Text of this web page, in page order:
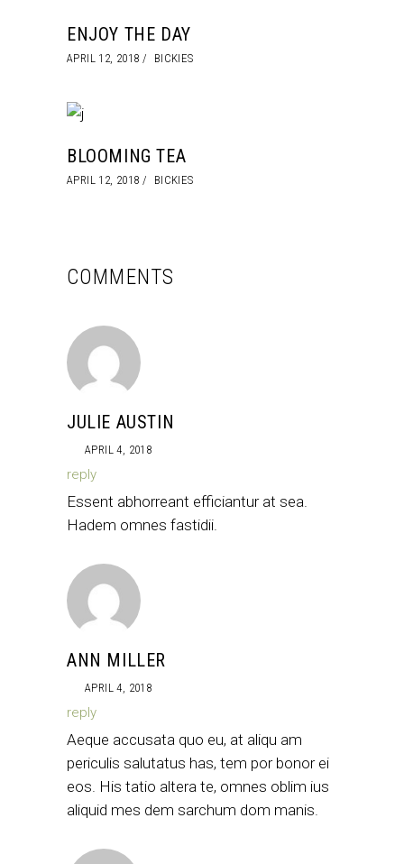
ENJOY THE DAY
APRIL 12, 2018 BICKIES
BLOOMING TEA
APRIL 12, 2018 BICKIES
COMMENTS
JULIE AUSTIN
APRIL 4, 2018
reply
Essent abhorreant efficiantur at sea.
Hadem omnes fastidii.
ANN MILLER
APRIL 4, 2018
reply
Aeque accusata quo eu, at aliqu am
periculis salutatus has, tem por bonor ei
eos. His tatio altera te, omnes oblim ius
aliquid mes dem sarchum dom manis.